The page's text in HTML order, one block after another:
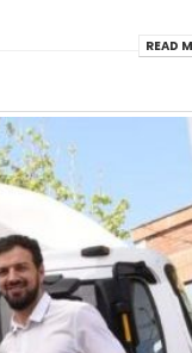
READ